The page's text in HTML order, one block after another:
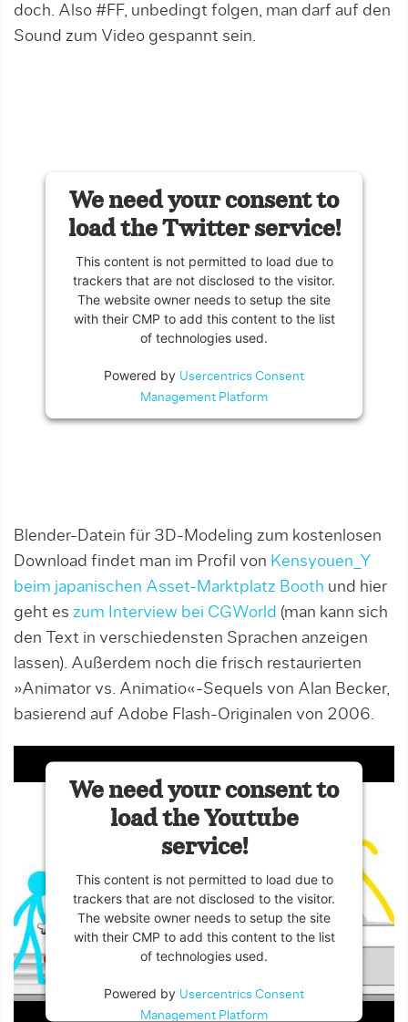
doch. Also #FF, unbedingt folgen, man darf auf den
Sound zum Video gespannt sein.
We need your consent to
load the Twitter service!
This content is not permitted to load due to
trackers that are not disclosed to the visitor.
The website owner needs to setup the site
with their CMP to add this content to the list
of technologies used.
Powered by Usercentrics Consent
Management Platform
Blender-Datein für 3D-Modeling zum kostenlosen
Download findet man im Profil von Kensyouen_Y
beim japanischen Asset-Marktplatz Booth und hier
geht es zum Interview bei CGWorld (man kann sich
den Text in verschiedensten Sprachen anzeigen
lassen). Außerdem noch die frisch restaurierten
»Animator vs. Animatio«-Sequels von Alan Becker,
basierend auf Adobe Flash-Originalen von 2006.
We need your consent to
load the Youtube
service!
This content is not permitted to load due to
trackers that are not disclosed to the visitor.
The website owner needs to setup the site
with their CMP to add this content to the list
of technologies used.
Powered by Usercentrics Consent
Management Platform